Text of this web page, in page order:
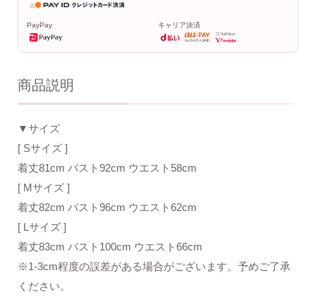
PayPay キャリア決済
商品説明
▼サイズ
[ Sサイズ ]
着丈81cm バスト92cm ウエスト58cm
[ Mサイズ ]
着丈82cm バスト96cm ウエスト62cm
[ Lサイズ ]
着丈83cm バスト100cm ウエスト66cm
※1-3cm程度の誤差がある場合がございます。予めご了承
ください。